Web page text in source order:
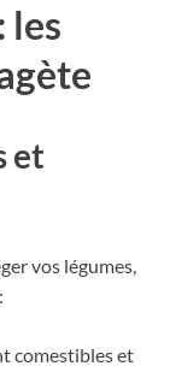
les
et
vos légumes,
comestibles et